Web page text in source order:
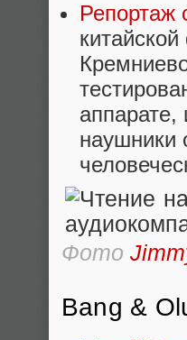
Репортаж
наушники
Фото
Bang &